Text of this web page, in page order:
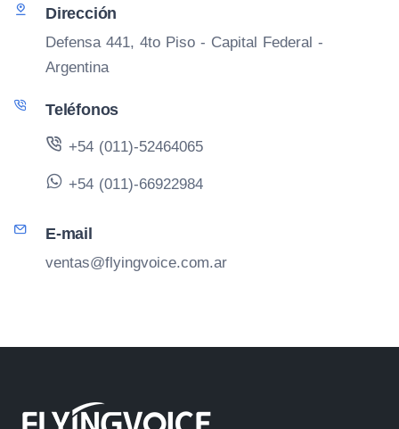
Dirección
Defensa 441, 4to Piso - Capital Federal -
Argentina
Teléfonos
+54 (011)-52464065
+54 (011)-66922984
E-mail
ventas@flyingvoice.com.ar